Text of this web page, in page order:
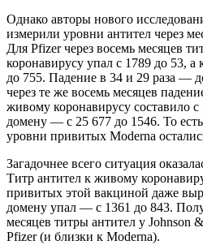
Однако авторы нового
измерили уровни антител через
Для Pfizer через восемь месяцев
коронавирусу упал с 1789 до 53,
до 755. Падение в 34 и 29 раза —
через те же восемь месяцев
живому коронавирусу составило
домену — с 25 677 до 1546. То
уровни привитых Moderna
Загадочнее всего ситуация
Титр антител к живому
привитых этой вакциной даже
домену упал — с 1361 до 843.
месяцев титры антител у Johnson
Pfizer (и близки к Moderna).